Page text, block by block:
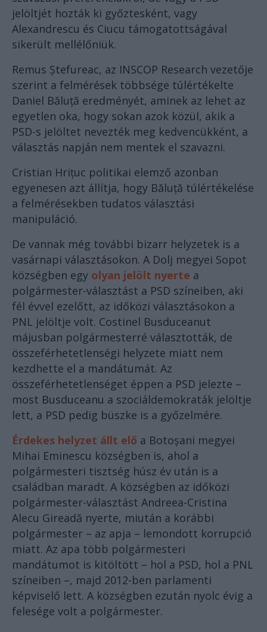
jelöltjét hozták ki győztesként, vagy
Alexandrescu és Ciucu támogatottságával
sikerült mellélőniük.
Remus Ștefureac, az INSCOP Research vezetője
szerint a felmérések többsége túlértékelte
Daniel Băluță eredményét, aminek az lehet az
egyetlen oka, hogy sokan azok közül, akik a
PSD-s jelöltet nevezték meg kedvencükként, a
választás napján nem mentek el szavazni.
Cristian Hrițuc politikai elemző azonban
egyenesen azt állítja, hogy Băluță túlértékelése
a felmérésekben tudatos választási
manipuláció.
De vannak még további bizarr helyzetek is a
vasárnapi választásokon. A Dolj megyei Sopot
községben egy olyan jelölt nyerte a
polgármester-választást a PSD színeiben, aki
fél évvel ezelőtt, az időközi választásokon a
PNL jelöltje volt. Costinel Busduceanut
májusban polgármesterré választották, de
összeférhetetlenségi helyzete miatt nem
kezdhette el a mandátumát. Az
összeférhetetlenséget éppen a PSD jelezte –
most Busduceanu a szociáldemokraták jelöltje
lett, a PSD pedig büszke is a győzelmére.
Érdekes helyzet állt elő a Botoșani megyei
Mihai Eminescu községben is, ahol a
polgármesteri tisztség húsz év után is a
családban maradt. A községben az időközi
polgármester-választást Andreea-Cristina
Alecu Gireadă nyerte, miután a korábbi
polgármester – az apja – lemondott korrupció
miatt. Az apa több polgármesteri
mandátumot is kitöltött – hol a PSD, hol a PNL
színeiben –, majd 2012-ben parlamenti
képviselő lett. A községben ezután nyolc évig a
felesége volt a polgármester.